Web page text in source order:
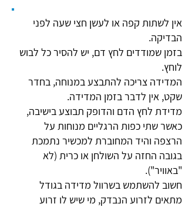
אין לשתות קפה או לעשן חצי שעה לפני
הבדיקה.
בזמן שמודדים לחץ דם, יש להסיר כל לבוש
לוחץ.
המדידה צריכה להתבצע במנוחה, בחדר
שקט, אין לדבר בזמן המדידה.
מדידת לחץ הדם והדופק תבוצע בישיבה,
כאשר שתי כפות הרגליים מנוחות על
הרצפה והיד המחוברת למכשיר נתמכת
בגובה החזה על השולחן או כרית (לא
"באוויר").
חשוב להשתמש בשרוול מדידה בגודל
מתאים לזרוע הנבדק, מי שיש לו זרוע